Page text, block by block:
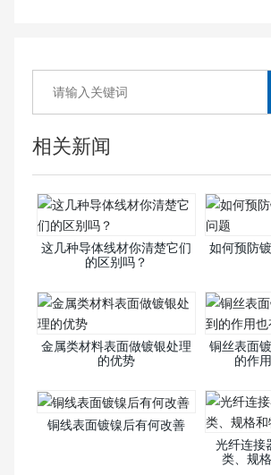
相关新闻
这几种导体线材你清楚它们
的区别吗？
如何预防
金属类材料表面做镀银处理
的优势
铜丝表面
的作
铜线表面镀镍后有何改善
光纤连接
类、规